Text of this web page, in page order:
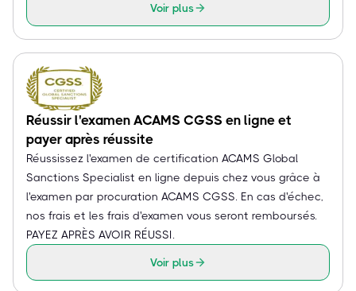
Voir plus
Réussir l'examen ACAMS CGSS en ligne et
payer après réussite
Réussissez l'examen de certification ACAMS Global
Sanctions Specialist en ligne depuis chez vous grâce à
l'examen par procuration ACAMS CGSS. En cas d'échec,
nos frais et les frais d'examen vous seront remboursés.
PAYEZ APRÈS AVOIR RÉUSSI.
Voir plus